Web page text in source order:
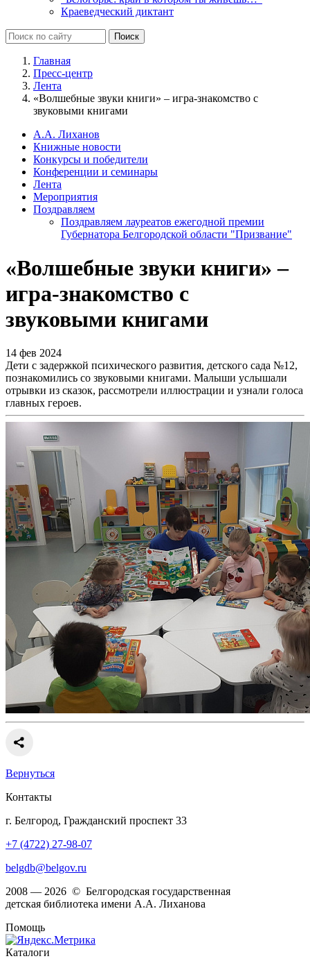
Краеведческий диктант
Главная
Пресс-центр
Лента
«Волшебные звуки книги» – игра-знакомство с
звуковыми книгами
А.А. Лиханов
Книжные новости
Конкурсы и победители
Конференции и семинары
Лента
Мероприятия
Поздравляем
Поздравляем лауреатов ежегодной премии
Губернатора Белгородской области "Призвание"
«Волшебные звуки книги» –
игра-знакомство с
звуковыми книгами
14 фев 2024
Дети с задержкой психического развития, детского сада №12,
познакомились со звуковыми книгами. Малыши услышали
отрывки из сказок, рассмотрели иллюстрации и узнали голоса
главных героев.
Вернуться
Контакты
г. Белгород, Гражданский проспект 33
+7 (4722) 27-98-07
belgdb@belgov.ru
2008 — 2026 © Белгородская государственная
детская библиотека имени А.А. Лиханова
Помощь
Каталоги